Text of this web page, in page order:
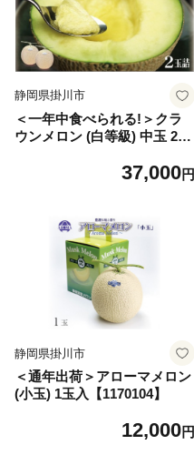
静岡県掛川市
＜一年中食べられる!＞クラ
ウンメロン (白等級) 中玉 2玉
37,000円
静岡県掛川市
＜通年出荷＞アローマメロン
(小玉) 1玉入【1170104】
12,000円